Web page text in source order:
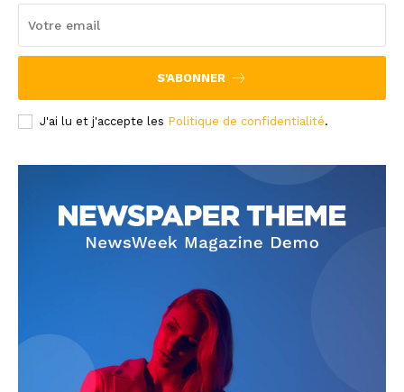
S'ABONNER
J'ai lu et j'accepte les Politique de confidentialité.